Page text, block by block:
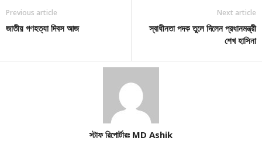
Previous article
জাতীয় গণহত্যা দিবস আজ
Next article
স্বাধীনতা পদক তুলে দিলেন প্রধানমন্ত্রী
শেখ হাসিনা
স্টাফ রিপোর্টারঃ MD Ashik